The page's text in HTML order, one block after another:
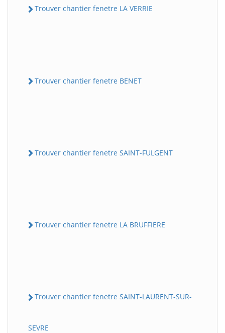
Trouver chantier fenetre LA VERRIE
Trouver chantier fenetre BENET
Trouver chantier fenetre SAINT-FULGENT
Trouver chantier fenetre LA BRUFFIERE
Trouver chantier fenetre SAINT-LAURENT-SUR-
SEVRE